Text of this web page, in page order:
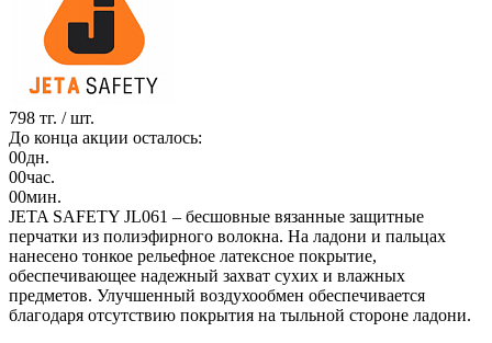
798 тг. / шт.
До конца акции осталось:
00дн.
00час.
00мин.
JETA SAFETY JL061 – бесшовные вязанные защитные
перчатки из полиэфирного волокна. На ладони и пальцах
нанесено тонкое рельефное латексное покрытие,
обеспечивающее надежный захват сухих и влажных
предметов. Улучшенный воздухообмен обеспечивается
благодаря отсутствию покрытия на тыльной стороне ладони.